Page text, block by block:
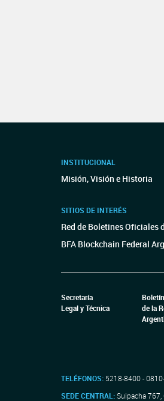
INSTITUCIONAL
Misión, Visión e Historia
SITIOS DE INTERÉS
Red de Boletines Oficiales
BFA Blockchain Federal
Secretaría
Legal y Técnica
de la
TELÉFONOS: 5218-8400 -
SEDE CENTRAL:Suipacha 767,